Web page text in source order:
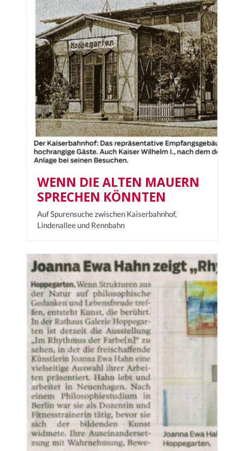
WENN DIE ALTEN MAUERN
SPRECHEN KÖNNTEN
Auf Spurensuche zwischen Kaiserbahnhof,
Lindenallee und Rennbahn